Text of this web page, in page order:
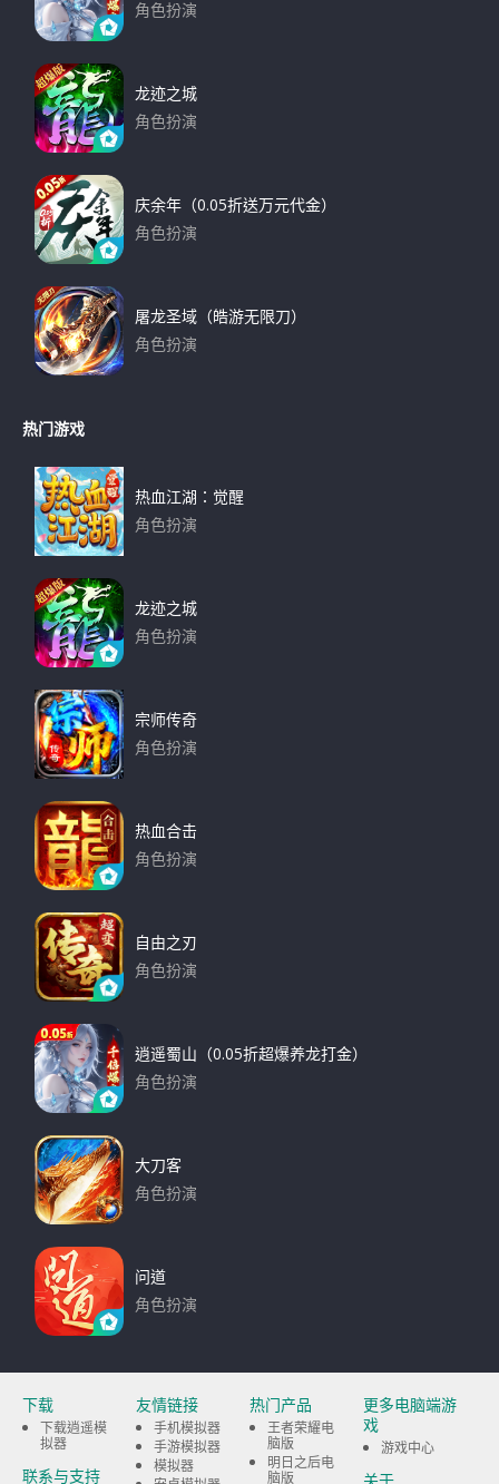
角色扮演
龙迹之城
角色扮演
庆余年（0.05折送万元代金）
角色扮演
屠龙圣域（皓游无限刀）
角色扮演
热门游戏
热血江湖：觉醒
角色扮演
龙迹之城
角色扮演
宗师传奇
角色扮演
热血合击
角色扮演
自由之刃
角色扮演
逍遥蜀山（0.05折超爆养龙打金）
角色扮演
大刀客
角色扮演
问道
角色扮演
下载
下载逍遥模
拟器
联系与支持
友情链接
手机模拟器
手游模拟器
模拟器
热门产品
王者荣耀电
脑版
明日之后电
脑版
更多电脑端游
戏
游戏中心